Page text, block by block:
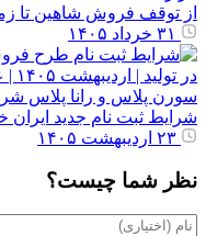
از توقف فروش شاهین تا
شرایط ثبت نام جدید ایران خودرو
نظر شما چیست؟